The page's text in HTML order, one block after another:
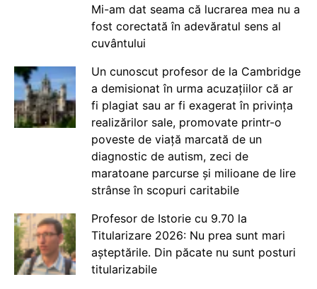
Mi-am dat seama că lucrarea mea nu a
fost corectată în adevăratul sens al
cuvântului
Un cunoscut profesor de la Cambridge
a demisionat în urma acuzațiilor că ar
fi plagiat sau ar fi exagerat în privința
realizărilor sale, promovate printr-o
poveste de viață marcată de un
diagnostic de autism, zeci de
maratoane parcurse și milioane de lire
strânse în scopuri caritabile
Profesor de Istorie cu 9.70 la
Titularizare 2026: Nu prea sunt mari
așteptările. Din păcate nu sunt posturi
titularizabile